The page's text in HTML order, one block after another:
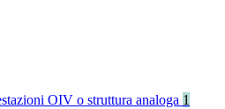
OIV o struttura analoga 1